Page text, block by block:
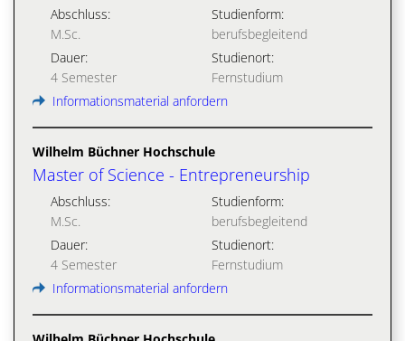
Abschluss:
M.Sc.
Studienform:
berufsbegleitend
Dauer:
4 Semester
Studienort:
Fernstudium
Informationsmaterial anfordern
Wilhelm Büchner Hochschule
Master of Science - Entrepreneurship
Abschluss:
M.Sc.
Studienform:
berufsbegleitend
Dauer:
4 Semester
Studienort:
Fernstudium
Informationsmaterial anfordern